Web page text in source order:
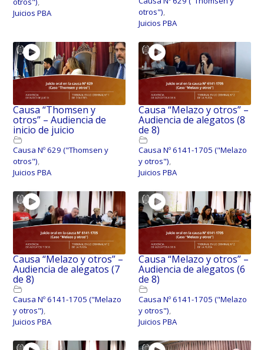
Juicios PBA
otros"),
Juicios PBA
Causa “Thomsen y
otros” – Audiencia de
inicio de juicio
Causa Nº 629 ("Thomsen y
otros"),
Juicios PBA
Causa “Melazo y otros” –
Audiencia de alegatos (8
de 8)
Causa Nº 6141-1705 ("Melazo
y otros"),
Juicios PBA
Causa “Melazo y otros” –
Audiencia de alegatos (7
de 8)
Causa Nº 6141-1705 ("Melazo
y otros"),
Juicios PBA
Causa “Melazo y otros” –
Audiencia de alegatos (6
de 8)
Causa Nº 6141-1705 ("Melazo
y otros"),
Juicios PBA